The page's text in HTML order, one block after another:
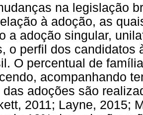
na legislação
à adoção, as
a adoção singular,
o perfil dos candidatos
O percentual de
acompanhando
das adoções são
2011; Layne, 2015;